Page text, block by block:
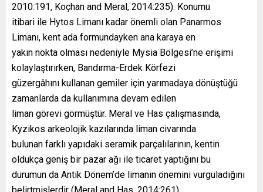
2010:191, Koçhan and Meral, 2014:235). Konumu
itibari ile Hytos Limanı kadar önemli olan Panarmos
Limanı, kent ada formundayken ana karaya en
yakın nokta olması nedeniyle Mysia Bölgesi’ne erişimi
kolaylaştırırken, Bandırma-Erdek Körfezi
güzergâhını kullanan gemiler için yarımadaya dönüştüğü
zamanlarda da kullanımına devam edilen
liman görevi görmüştür. Meral ve Has çalışmasında,
Kyzikos arkeolojik kazılarında liman civarında
bulunan farklı yapıdaki seramik parçalılarının, kentin
oldukça geniş bir pazar ağı ile ticaret yaptığını bu
durumun da Antik Dönem’de limanın önemini vurguladığını
belirtmişlerdir (Meral and Has, 2014:261).